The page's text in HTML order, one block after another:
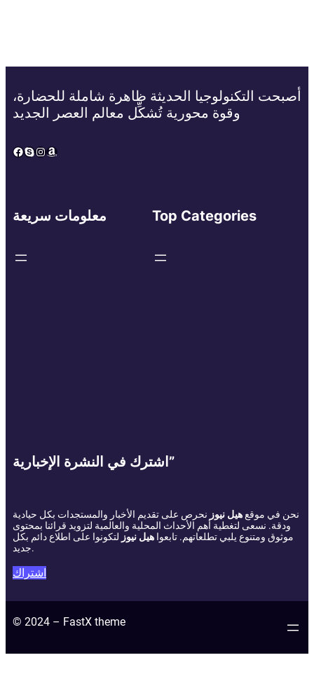
أصبحت التكنولوجيا الحديثة ظاهرة شاملة للحضارة،
وقوة محورية تُشكِّل معالم العصر الجديد
Facebook
Skype
Instagram
Amazon
معلومات سريعة Top Categories
اشترك في النشرة الإخبارية”
نحن في موقعهيل نيوز نحرص على تقديم الأخبار والمستجدات بكل حيادية
ودقة. نسعى لتغطية أهم الأحداث المحلية والعالمية لتزويد قرائنا بمحتوى
موثوق ومتنوع يلبي تطلعاتهم. تابعوا هيل نيوز لتكونوا على اطلاع دائم بكل
جديد.
اشتراك
© 2024 – FastX theme